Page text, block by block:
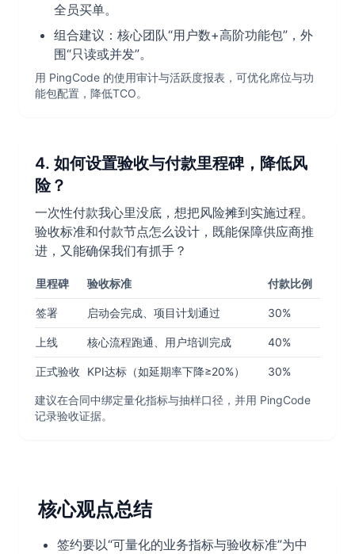
全员买单。
组合建议：核心团队“用户数+高阶功能包”，外
围“只读或并发”。
用 PingCode 的使用审计与活跃度报表，可优化席位与功
能包配置，降低TCO。
4. 如何设置验收与付款里程碑，降低风
险？
一次性付款我心里没底，想把风险摊到实施过程。
验收标准和付款节点怎么设计，既能保障供应商推
进，又能确保我们有抓手？
里程碑 验收标准 付款比例
签署 启动会完成、项目计划通过 30%
上线 核心流程跑通、用户培训完成 40%
正式验收 KPI达标（如延期率下降≥20%） 30%
建议在合同中绑定量化指标与抽样口径，并用 PingCode
记录验收证据。
核心观点总结
签约要以“可量化的业务指标与验收标准”为中